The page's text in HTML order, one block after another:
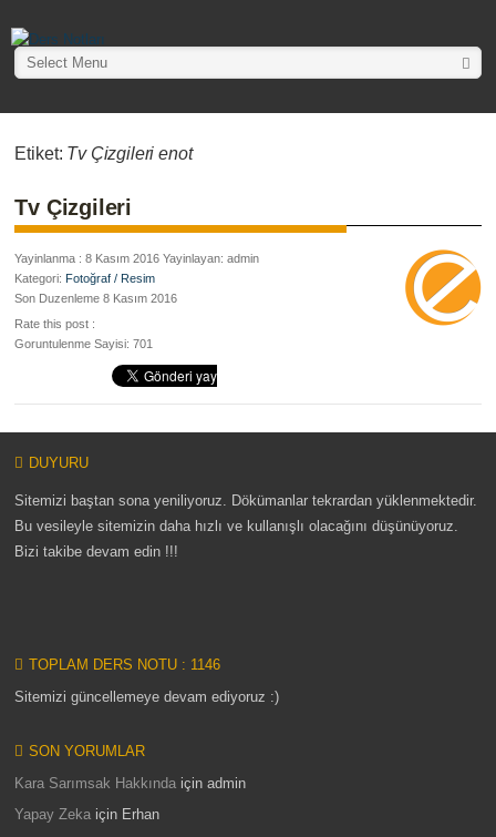
Select Menu
Etiket: Tv Çizgileri enot
Tv Çizgileri
Yayinlanma : 8 Kasım 2016 Yayinlayan: admin
Kategori: Fotoğraf / Resim
Son Duzenleme 8 Kasım 2016
Rate this post :
Goruntulenme Sayisi: 701
DUYURU
Sitemizi baştan sona yeniliyoruz. Dökümanlar tekrardan yüklenmektedir.
Bu vesileyle sitemizin daha hızlı ve kullanışlı olacağını düşünüyoruz.
Bizi takibe devam edin !!!
TOPLAM DERS NOTU : 1146
Sitemizi güncellemeye devam ediyoruz :)
SON YORUMLAR
Kara Sarımsak Hakkında içinadmin
Yapay Zeka için Erhan